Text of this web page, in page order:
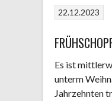
22.12.2023
Es ist
unterm
Jahrzehnten